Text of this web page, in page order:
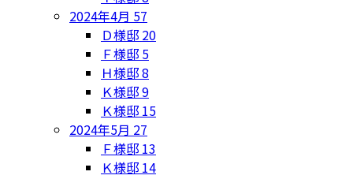
2024年4月 57
Ｄ様邸 20
Ｆ様邸 5
Ｈ様邸8
Ｋ様邸9
Ｋ様邸 15
2024年5月 27
Ｆ様邸 13
Ｋ様邸 14